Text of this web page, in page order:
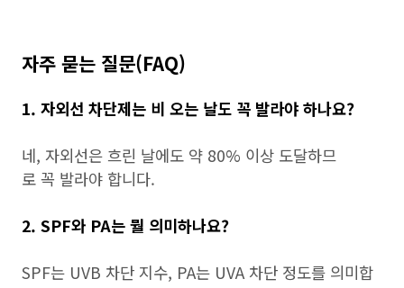
자주 묻는 질문(FAQ)
1. 자외선 차단제는 비 오는 날도 꼭 발라야 하나요?
네, 자외선은 흐린 날에도 약 80% 이상 도달하므
로 꼭 발라야 합니다.
2. SPF와 PA는 뭘 의미하나요?
SPF는 UVB 차단 지수, PA는 UVA 차단 정도를 의미합